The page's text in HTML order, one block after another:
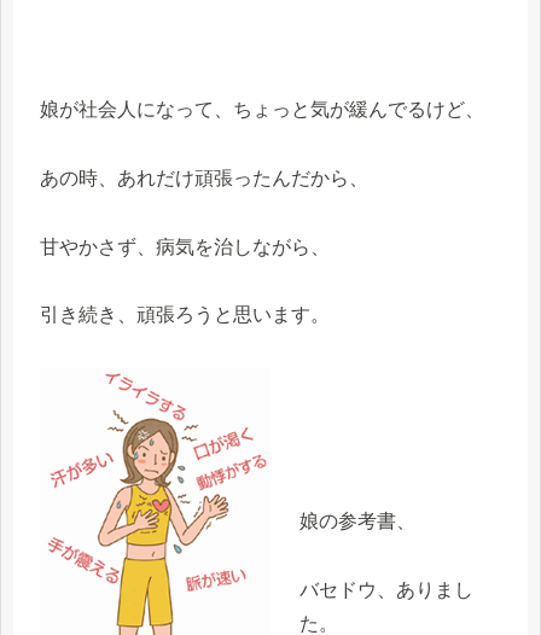
娘が社会人になって、ちょっと気が緩んでるけど、
あの時、あれだけ頑張ったんだから、
甘やかさず、病気を治しながら、
引き続き、頑張ろうと思います。
娘の参考書、
バセドウ、ありまし
た。